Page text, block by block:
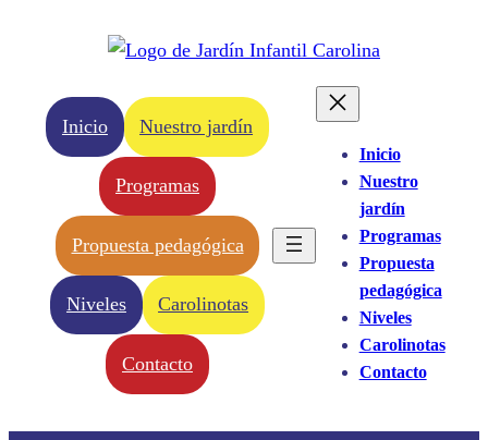
Inicio
Nuestro jardín
Programas
Propuesta pedagógica
Niveles Carolinotas
Contacto
Inicio
Nuestro
jardín
Programas
Propuesta
pedagógica
Niveles
Carolinotas
Contacto